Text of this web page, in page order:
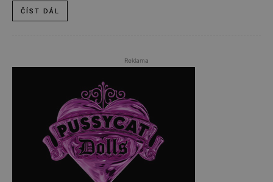
ČÍST DÁL
Reklama